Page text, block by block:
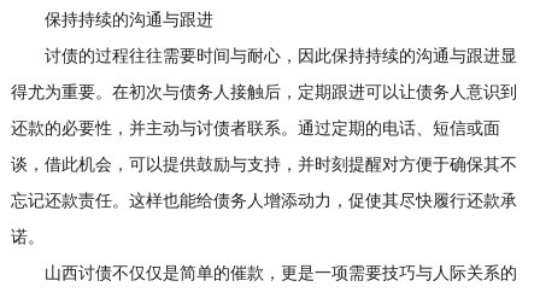
保持持续的沟通与跟进
讨债的过程往往需要时间与耐心，因此保持持续的沟通与跟进显
得尤为重要。在初次与债务人接触后，定期跟进可以让债务人意识到
还款的必要性，并主动与讨债者联系。通过定期的电话、短信或面
谈，借此机会，可以提供鼓励与支持，并时刻提醒对方便于确保其不
忘记还款责任。这样也能给债务人增添动力，促使其尽快履行还款承
诺。
山西讨债不仅仅是简单的催款，更是一项需要技巧与人际关系的